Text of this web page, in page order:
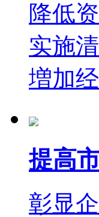
降低
实施
増加
提高
彰显